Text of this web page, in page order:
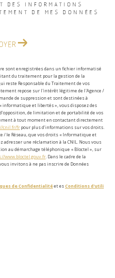
DES INFORMATIONS
DE MES DONNÉES
sont enregistrées dans un fichier informatisé
du traitement pour la gestion de la
reste Responsable du Traitement de vos
repose sur l'intérêt légitime de l'Agence /
de suppression et sont destinées à
informatique et libertés », vous disposez des
de limitation et de portabilité de vos
à tout moment en contactant directement
cnil.fr/fr pour plus d’informations sur vos droits.
/ le Réseau, que vos droits « Informatique et
adresser une réclamation à la CNIL. Nous vous
au démarchage téléphonique « Bloctel », sur
www.bloctel.gouv.fr. Dans le cadre de la
invitons à ne pas inscrire de Données
de Confidentialitéet esConditions d'utili